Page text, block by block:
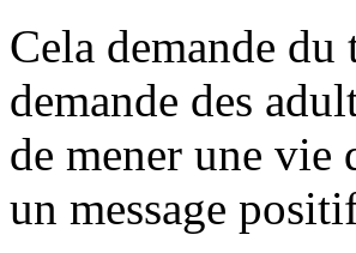
Cela demande
demande des
de mener une vie
un message